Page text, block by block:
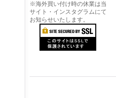
※海外買い付け時の休業は当
サイト・インスタグラムにて
お知らせいたします。